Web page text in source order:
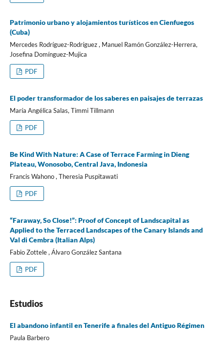
Patrimonio urbano y alojamientos turísticos en Cienfuegos
(Cuba)
Mercedes Rodríguez-Rodríguez , Manuel Ramón González-Herrera,
Josefina Domínguez-Mujica
PDF
El poder transformador de los saberes en paisajes de terrazas
María Angélica Salas, Timmi Tillmann
PDF
Be Kind With Nature: A Case of Terrace Farming in Dieng
Plateau, Wonosobo, Central Java, Indonesia
Francis Wahono , Theresia Puspitawati
PDF
“Faraway, So Close!”: Proof of Concept of Landscapital as
Applied to the Terraced Landscapes of the Canary Islands and
Val di Cembra (Italian Alps)
Fabio Zottele , Álvaro González Santana
PDF
Estudios
El abandono infantil en Tenerife a finales del Antiguo Régimen
Paula Barbero